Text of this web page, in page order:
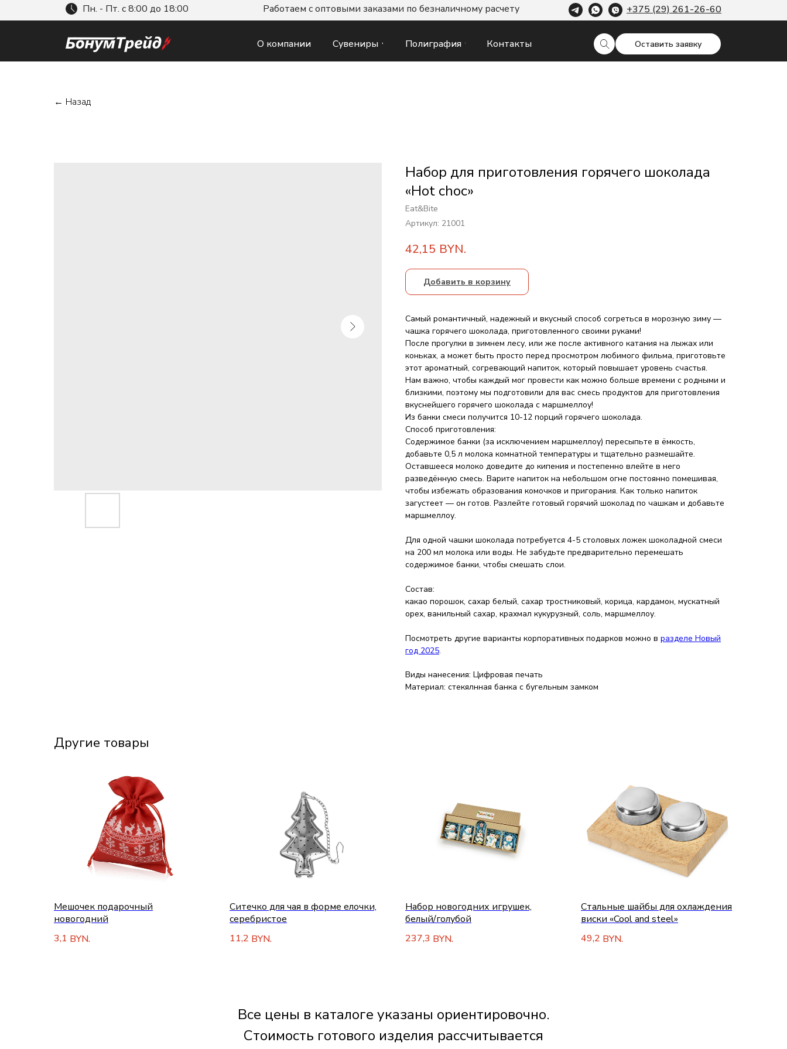
Оставить заявку
О компании Сувениры Полиграфия Контакты
Пн. - Пт. с 8:00 до 18:00 +375 (29) 261-26-60
Работаем с оптовыми заказами по безналичному расчету
← Назад
Набор для приготовления горячего шоколада
«Hot choc»
Eat&Bite
Артикул: 21001
42,15 BYN.
Добавить в корзину
Самый романтичный, надежный и вкусный способ согреться в морозную зиму —
чашка горячего шоколада, приготовленного своими руками!
После прогулки в зимнем лесу, или же после активного катания на лыжах или
коньках, а может быть просто перед просмотром любимого фильма, приготовьте
этот ароматный, согревающий напиток, который повышает уровень счастья.
Нам важно, чтобы каждый мог провести как можно больше времени с родными и
близкими, поэтому мы подготовили для вас смесь продуктов для приготовления
вкуснейшего горячего шоколада с маршмеллоу!
Из банки смеси получится 10-12 порций горячего шоколада.
Способ приготовления:
Содержимое банки (за исключением маршмеллоу) пересыпьте в ёмкость,
добавьте 0,5 л молока комнатной температуры и тщательно размешайте.
Оставшееся молоко доведите до кипения и постепенно влейте в него
разведённую смесь. Варите напиток на небольшом огне постоянно помешивая,
чтобы избежать образования комочков и пригорания. Как только напиток
загустеет — он готов. Разлейте готовый горячий шоколад по чашкам и добавьте
маршмеллоу.
Для одной чашки шоколада потребуется 4-5 столовых ложек шоколадной смеси
на 200 мл молока или воды. Не забудьте предварительно перемешать
содержимое банки, чтобы смешать слои.
Состав:
какао порошок, сахар белый, сахар тростниковый, корица, кардамон, мускатный
орех, ванильный сахар, крахмал кукурузный, соль, маршмеллоу.
Посмотреть другие варианты корпоративных подарков можно в разделе Новый
год 2025.
Виды нанесения: Цифровая печать
Материал: стекялнная банка с бугельным замком
Другие товары
Мешочек подарочный
новогодний
3,1 BYN.
Ситечко для чая в форме елочки,
серебристое
11,2 BYN.
Набор новогодних игрушек,
белый/голубой
237,3 BYN.
Стальные шайбы для охлаждения
виски «Cool and steel»
49,2 BYN.
Все цены в каталоге указаны ориентировочно.
Стоимость готового изделия рассчитывается